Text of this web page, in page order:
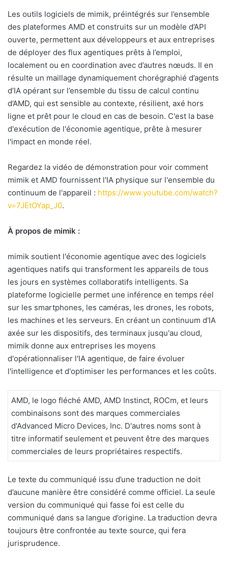
Les outils logiciels de mimik, préintégrés sur l’ensemble
des plateformes AMD et construits sur un modèle d’API
ouverte, permettent aux développeurs et aux entreprises
de déployer des flux agentiques prêts à l’emploi,
localement ou en coordination avec d’autres nœuds. Il en
résulte un maillage dynamiquement chorégraphié d’agents
d’IA opérant sur l’ensemble du tissu de calcul continu
d’AMD, qui est sensible au contexte, résilient, axé hors
ligne et prêt pour le cloud en cas de besoin. C'est la base
d'exécution de l'économie agentique, prête à mesurer
l'impact en monde réel.
Regardez la vidéo de démonstration pour voir comment
mimik et AMD fournissent l'IA physique sur l'ensemble du
continuum de l'appareil : https://www.youtube.com/watch?
v=7JEtOYap_J0.
À propos de mimik :
mimik soutient l'économie agentique avec des logiciels
agentiques natifs qui transforment les appareils de tous
les jours en systèmes collaboratifs intelligents. Sa
plateforme logicielle permet une inférence en temps réel
sur les smartphones, les caméras, les drones, les robots,
les machines et les serveurs. En créant un continuum d'IA
axée sur les dispositifs, des terminaux jusqu'au cloud,
mimik donne aux entreprises les moyens
d'opérationnaliser l'IA agentique, de faire évoluer
l'intelligence et d'optimiser les performances et les coûts.
AMD, le logo fléché AMD, AMD Instinct, ROCm, et leurs
combinaisons sont des marques commerciales
d'Advanced Micro Devices, Inc. D'autres noms sont à
titre informatif seulement et peuvent être des marques
commerciales de leurs propriétaires respectifs.
Le texte du communiqué issu d’une traduction ne doit
d’aucune manière être considéré comme officiel. La seule
version du communiqué qui fasse foi est celle du
communiqué dans sa langue d’origine. La traduction devra
toujours être confrontée au texte source, qui fera
jurisprudence.